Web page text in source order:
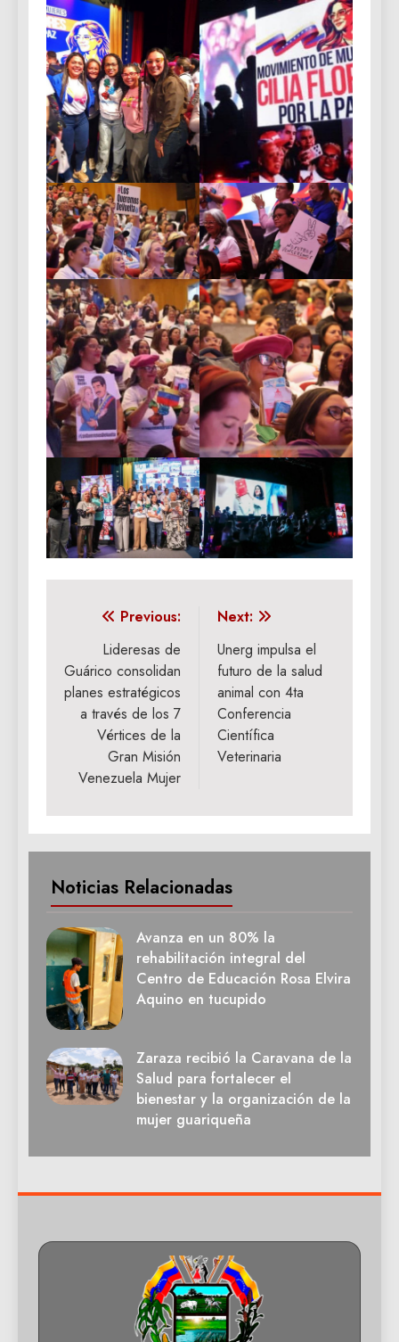
Navegación
entradas
Previous:
Lideresas de
Guárico consolidan
planes estratégicos
a través de los 7
Vértices de la
Gran Misión
Venezuela Mujer
Next:
Unerg impulsa el
futuro de la salud
animal con 4ta
Conferencia
Científica
Veterinaria
Noticias Relacionadas
Avanza en un 80% la
rehabilitación integral del
Centro de Educación Rosa Elvira
Aquino en tucupido
Zaraza recibió la Caravana de la
Salud para fortalecer el
bienestar y la organización de la
mujer guariqueña